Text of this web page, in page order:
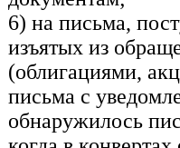
6) на письма,
изъятых из
(облигациями,
письма с
обнаружилось